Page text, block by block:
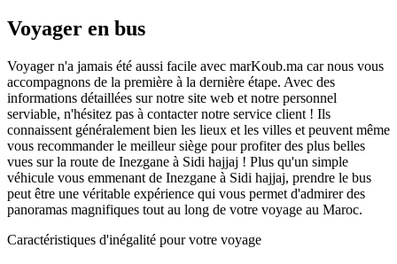
Voyager en bus
Voyager n'a jamais été aussi facile avec marKoub.ma car nous vous
accompagnons de la première à la dernière étape. Avec des
informations détaillées sur notre site web et notre personnel
serviable, n'hésitez pas à contacter notre service client ! Ils
connaissent généralement bien les lieux et les villes et peuvent même
vous recommander le meilleur siège pour profiter des plus belles
vues sur la route de Inezgane à Sidi hajjaj ! Plus qu'un simple
véhicule vous emmenant de Inezgane à Sidi hajjaj, prendre le bus
peut être une véritable expérience qui vous permet d'admirer des
panoramas magnifiques tout au long de votre voyage au Maroc.
Caractéristiques d'inégalité pour votre voyage